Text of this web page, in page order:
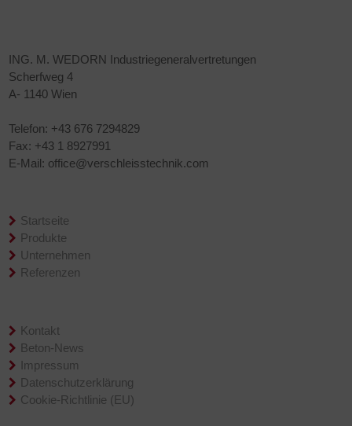
ING. M. WEDORN Industriegeneralvertretungen
Scherfweg 4
A- 1140 Wien
Telefon: +43 676 7294829
Fax: +43 1 8927991
E-Mail: office@verschleisstechnik.com
Startseite
Produkte
Unternehmen
Referenzen
Kontakt
Beton-News
Impressum
Datenschutzerklärung
Cookie-Richtlinie (EU)